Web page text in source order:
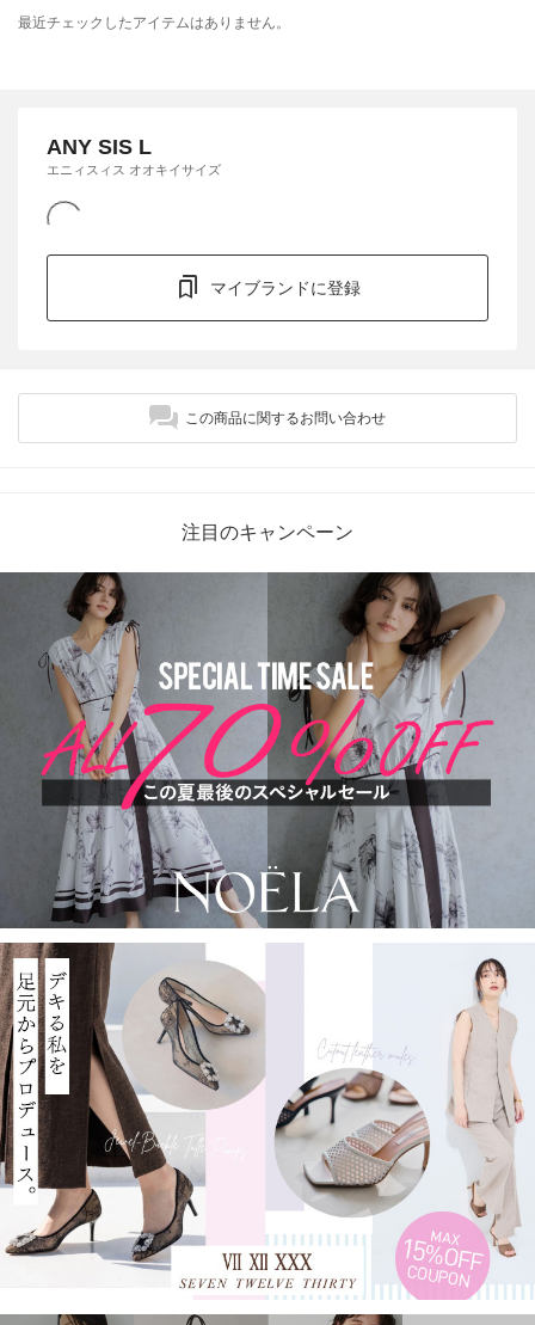
最近チェックしたアイテムはありません。
ANY SIS L
エニィスィス オオキイサイズ
マイブランドに登録
この商品に関するお問い合わせ
注目のキャンペーン